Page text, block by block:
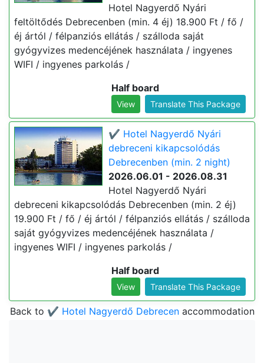
Hotel Nagyerdő Nyári
feltöltődés Debrecenben (min. 4 éj) 18.900 Ft / fő /
éj ártól / félpanziós ellátás / szálloda saját
gyógyvizes medencéjének használata / ingyenes
WIFI / ingyenes parkolás /
Half board
View Translate This Package
✔️ Hotel Nagyerdő Nyári
debreceni kikapcsolódás
Debrecenben (min. 2 night)
2026.06.01 - 2026.08.31
Hotel Nagyerdő Nyári
debreceni kikapcsolódás Debrecenben (min. 2 éj)
19.900 Ft / fő / éj ártól / félpanziós ellátás / szálloda
saját gyógyvizes medencéjének használata /
ingyenes WIFI / ingyenes parkolás /
Half board
View Translate This Package
Back to ✔️ Hotel Nagyerdő Debrecen accommodation